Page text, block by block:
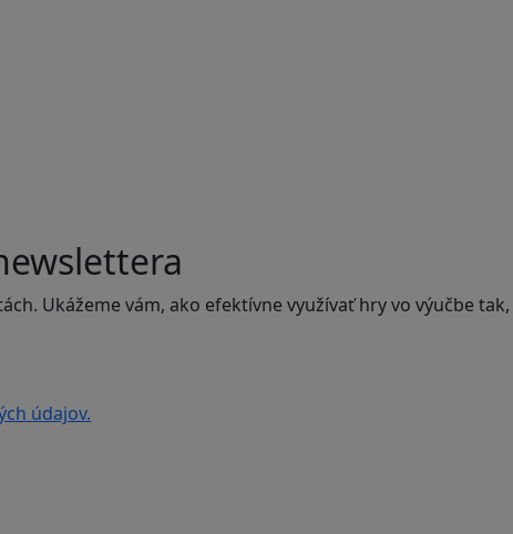
Ukážeme vám, ako efektívne využívať hry vo výučbe
údajov.